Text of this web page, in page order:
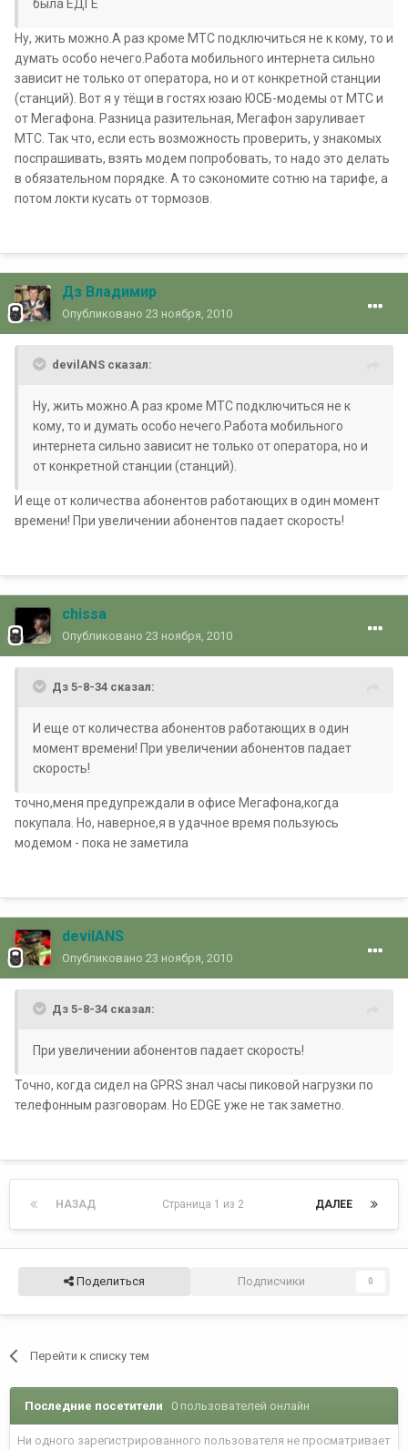
была ЕДГЕ
Ну, жить можно.А раз кроме МТС подключиться не к кому, то и
думать особо нечего.Работа мобильного интернета сильно
зависит не только от оператора, но и от конкретной станции
(станций). Вот я у тёщи в гостях юзаю ЮСБ-модемы от МТС и
от Мегафона. Разница разительная, Мегафон заруливает
МТС. Так что, если есть возможность проверить, у знакомых
поспрашивать, взять модем попробовать, то надо это делать
в обязательном порядке. А то сэкономите сотню на тарифе, а
потом локти кусать от тормозов.
Дз Владимир
Опубликовано 23 ноября, 2010
devilANS сказал:
Ну, жить можно.А раз кроме МТС подключиться не к
кому, то и думать особо нечего.Работа мобильного
интернета сильно зависит не только от оператора, но и
от конкретной станции (станций).
И еще от количества абонентов работающих в один момент
времени! При увеличении абонентов падает скорость!
chissa
Опубликовано 23 ноября, 2010
Дз 5-8-34 сказал:
И еще от количества абонентов работающих в один
момент времени! При увеличении абонентов падает
скорость!
точно,меня предупреждали в офисе Мегафона,когда
покупала. Но, наверное,я в удачное время пользуюсь
модемом - пока не заметила
devilANS
Опубликовано 23 ноября, 2010
Дз 5-8-34 сказал:
При увеличении абонентов падает скорость!
Точно, когда сидел на GPRS знал часы пиковой нагрузки по
телефонным разговорам. Но EDGE уже не так заметно.
НАЗАД ДАЛЕЕ
Страница 1 из 2
Поделиться Подписчики 0
Перейти к списку тем
Последние посетители 0 пользователей онлайн
Ни одного зарегистрированного пользователя не просматривает